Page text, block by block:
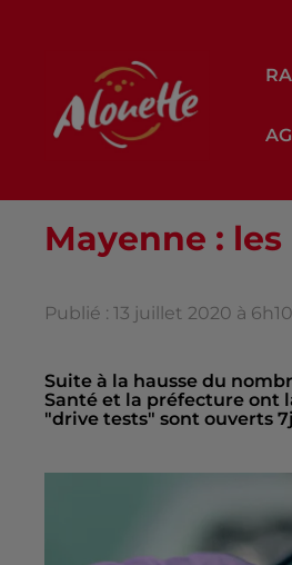
Mayenne :
Publié : 13 juillet 2020 à
Suite à la hausse du
Santé et la préfecture ont
"drive tests" sont ouverts